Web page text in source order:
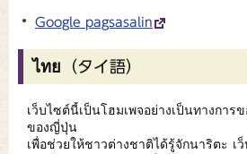
Google pagsasalin
ไทย（タイ語）
เว็บไซต์นี้เป็นโฮมเพจอย่างเป็นทางการ
ของญี่ปุ่น
เพื่อช่วยให้ชาวต่างชาติได้รู้จักนาริตะ เ